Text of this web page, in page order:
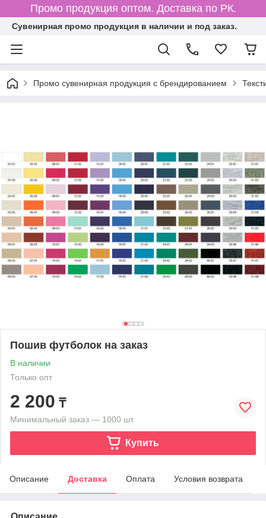
Промо продукция оптом. Доставка по РК.
Cувенирная промо продукция в наличии и под заказ.
Промо сувенирная продукция с брендированием
Пошив футболок на заказ
В наличии
Только опт
2 200 ₸
Минимальный заказ — 1000 шт.
Купить
Описание Доставка Оплата Условия возврата